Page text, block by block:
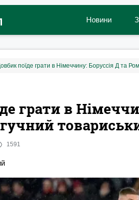
Новини
поїде грати в Німеччину: Боруссія Д та
грати в
1591